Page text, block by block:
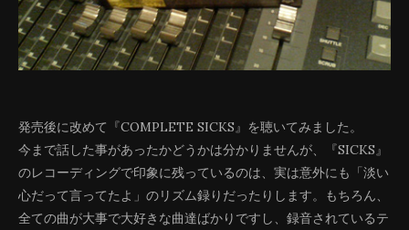
発売後に改めて『COMPLETE SICKS』を聴いてみました。
今まで話した事があったかどうかは分かりませんが、『SICKS』
のレコーディングで印象に残っているのは、実は意外にも「淡い
心だって言ってたよ」のリズム録りだったりします。もちろん、
全ての曲が大事で大好きな曲達ばかりですし、録音されているテ